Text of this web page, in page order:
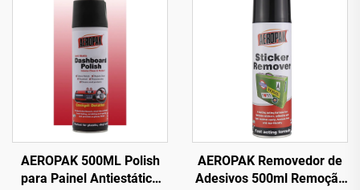
AEROPAK 500ML Polish
para Painel Antiestático
AEROPAK Removedor de
Adesivos 500ml Remoção